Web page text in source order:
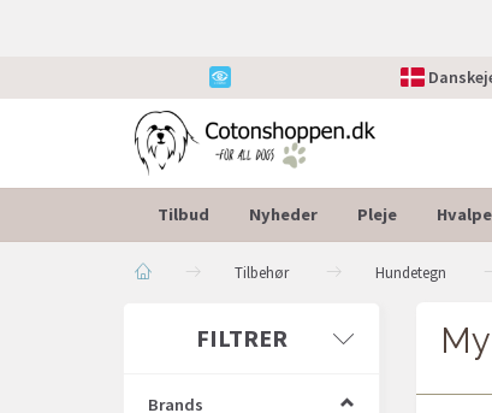
Tilbud Nyheder Pleje
Tilbehør Hundetegn
FILTRER
Brands